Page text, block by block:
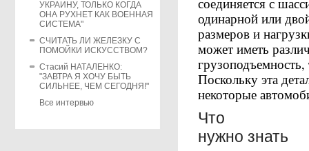
УКРАИНУ, ТОЛЬКО КОГДА
ОНА РУХНЕТ КАК ВОЕННАЯ
СИСТЕМА"
СЧИТАТЬ ЛИ ЖЕЛЕЗКУ С
ПОМОЙКИ ИСКУССТВОМ?
Стасий НАТАЛЕНКО:
"ЗАВТРА Я ХОЧУ БЫТЬ
СИЛЬНЕЕ, ЧЕМ СЕГОДНЯ!"
Все интервью
одинарной или
размеров и
может иметь
Поскольку эта
некоторые
Что
нужно знать